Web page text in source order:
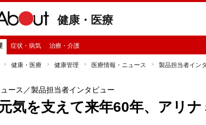
健康・医療
症状・病気 治療・介護
健康・医療 健康管理 医療情報・ニュース 製品担当者イン
ース ／製品担当者インタビュー
気を支えて来年60年、アリ